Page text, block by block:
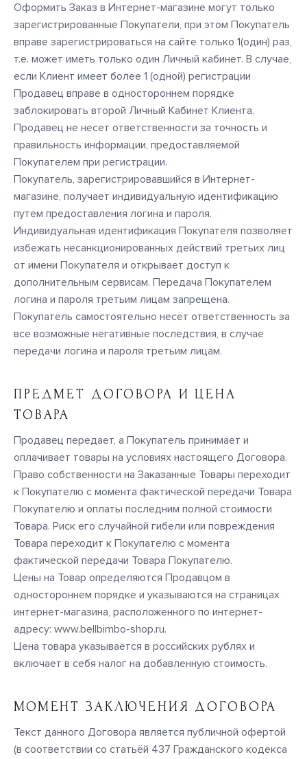
Оформить Заказ в Интернет-магазине могут только
зарегистрированные Покупатели, при этом Покупатель
вправе зарегистрироваться на сайте только 1(один) раз,
т.е. может иметь только один Личный кабинет. В случае,
если Клиент имеет более 1 (одной) регистрации
Продавец вправе в одностороннем порядке
заблокировать второй Личный Кабинет Клиента.
Продавец не несет ответственности за точность и
правильность информации, предоставляемой
Покупателем при регистрации.
Покупатель, зарегистрировавшийся в Интернет-
магазине, получает индивидуальную идентификацию
путем предоставления логина и пароля.
Индивидуальная идентификация Покупателя позволяет
избежать несанкционированных действий третьих лиц
от имени Покупателя и открывает доступ к
дополнительным сервисам. Передача Покупателем
логина и пароля третьим лицам запрещена.
Покупатель самостоятельно несёт ответственность за
все возможные негативные последствия, в случае
передачи логина и пароля третьим лицам.
ПРЕДМЕТ ДОГОВОРА И ЦЕНА
ТОВАРА
Продавец передает, а Покупатель принимает и
оплачивает товары на условиях настоящего Договора.
Право собственности на Заказанные Товары переходит
к Покупателю с момента фактической передачи Товара
Покупателю и оплаты последним полной стоимости
Товара. Риск его случайной гибели или повреждения
Товара переходит к Покупателю с момента
фактической передачи Товара Покупателю.
Цены на Товар определяются Продавцом в
одностороннем порядке и указываются на страницах
интернет-магазина, расположенного по интернет-
адресу: www.bellbimbo-shop.ru.
Цена товара указывается в российских рублях и
включает в себя налог на добавленную стоимость.
МОМЕНТ ЗАКЛЮЧЕНИЯ ДОГОВОРА
Текст данного Договора является публичной офертой
(в соответствии со статьёй 437 Гражданского кодекса